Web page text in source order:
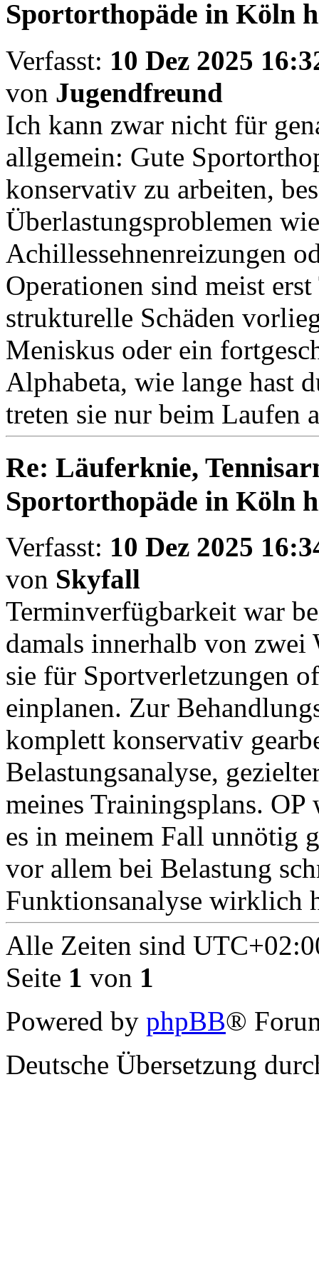
Sportorthopäde in Köln
Verfasst: 10 Dez 2025
von Jugendfreund
Ich kann zwar nicht für
allgemein: Gute
konservativ zu arbeiten,
Überlastungsproblemen
Achillessehnenreizungen
Operationen sind meist
strukturelle Schäden
Meniskus oder ein
Alphabeta, wie lange hast
treten sie nur beim Laufen
Re: Läuferknie,
Sportorthopäde in Köln
Verfasst: 10 Dez 2025
von Skyfall
Terminverfügbarkeit war
damals innerhalb von zwei
sie für Sportverletzungen
einplanen. Zur
komplett konservativ
Belastungsanalyse,
meines Trainingsplans.
es in meinem Fall unnötig
vor allem bei Belastung
Funktionsanalyse wirklich
Alle Zeiten sind
Seite 1 von 1
Powered by phpBB®
Deutsche Übersetzung